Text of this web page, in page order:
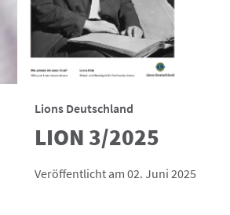
Lions Deutschland
LION 3/2025
Veröffentlicht am 02. Juni 2025